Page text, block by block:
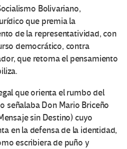
Bolivariano,
que premia la
de la representatividad, con
democrático, contra
que retoma el pensamiento
que orienta el rumbo del
señalaba Don Mario Briceño
sin Destino) cuyo
en la defensa de la identidad,
escribiera de puño y